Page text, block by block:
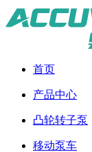
首页
产品中心
凸轮转子泵
移动泵车